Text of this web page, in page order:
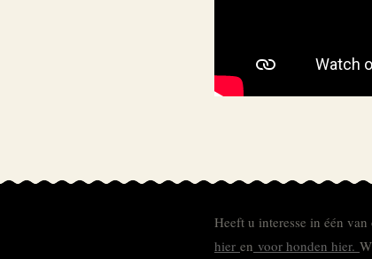
Heeft u interesse in één
hier en voor honden hier.